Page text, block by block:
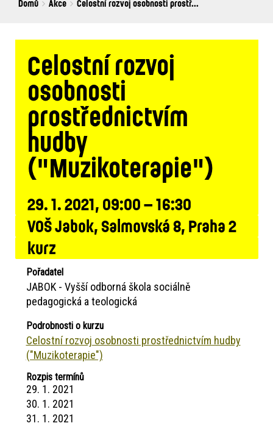
Breadcrumbs
You
Domů Akce Celostní rozvoj osobnosti prostř...
Celostní rozvoj
osobnosti
prostřednictvím
hudby
("Muzikoterapie")
29. 1. 2021, 09:00 – 16:30
VOŠ Jabok, Salmovská 8, Praha 2
kurz
Pořadatel
JABOK - Vyšší odborná škola sociálně
pedagogická a teologická
Podrobnosti o kurzu
Celostní rozvoj osobnosti prostřednictvím hudby
("Muzikoterapie")
Rozpis termínů
29. 1. 2021
30. 1. 2021
31. 1. 2021